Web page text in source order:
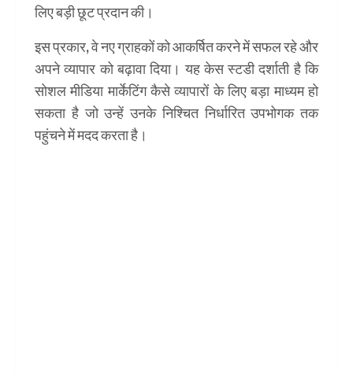
लिए बड़ी छूट प्रदान की।
इस प्रकार, वे नए ग्राहकों को आकर्षित करने में सफल रहे और
अपने व्यापार को बढ़ावा दिया। यह केस स्टडी दर्शाती है कि
सोशल मीडिया मार्केटिंग कैसे व्यापारों के लिए बड़ा माध्यम हो
सकता है जो उन्हें उनके निश्चित निर्धारित उपभोगक तक
पहुंचने में मदद करता है।